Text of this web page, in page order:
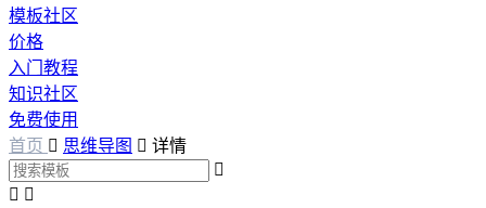
模板社区
价格
入门教程
知识社区
免费使用
首页  思维导图  详情

 